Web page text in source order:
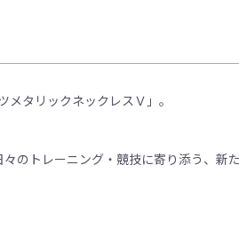
タリックネックレスＶ」。
トレーニング・競技に寄り添う、新